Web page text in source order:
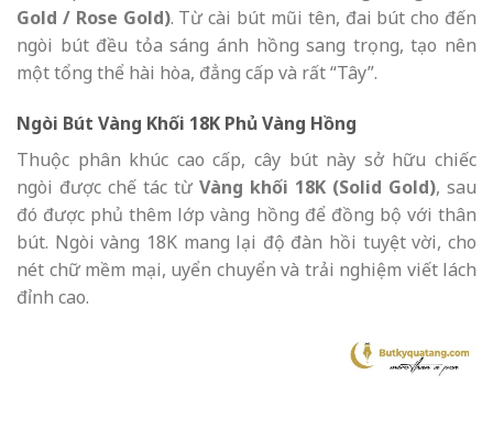
Gold / Rose Gold). Từ cài bút mũi tên, đai bút cho đến
ngòi bút đều tỏa sáng ánh hồng sang trọng, tạo nên
một tổng thể hài hòa, đẳng cấp và rất “Tây”.
Ngòi Bút Vàng Khối 18K Phủ Vàng Hồng
Thuộc phân khúc cao cấp, cây bút này sở hữu chiếc
ngòi được chế tác từ Vàng khối 18K (Solid Gold), sau
đó được phủ thêm lớp vàng hồng để đồng bộ với thân
bút. Ngòi vàng 18K mang lại độ đàn hồi tuyệt vời, cho
nét chữ mềm mại, uyển chuyển và trải nghiệm viết lách
đỉnh cao.